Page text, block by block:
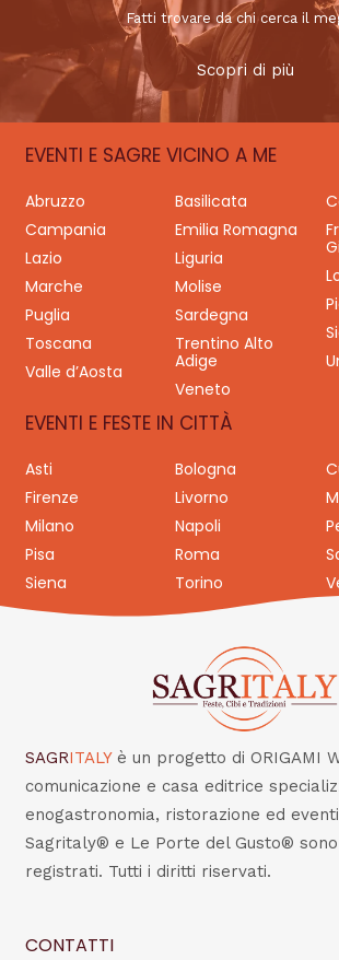
Fatti trovare da chi cerca il
Scopri di più
EVENTI E SAGRE VICINO A ME
Abruzzo Basilicata
Campania
Emilia Romagna
Lazio
Liguria
Marche
Molise
Puglia
Sardegna
Toscana
Trentino Alto
Adige
Valle d’Aosta
Veneto
EVENTI E FESTE IN CITTÀ
Asti Bologna
Firenze
Livorno
Milano
Napoli
Pisa
Roma
Siena
Torino
SAGRITALY è un progetto di ORIGAMI
comunicazione e casa editrice
enogastronomia, ristorazione ed
Sagritaly® e Le Porte del Gusto®
registrati. Tutti i diritti riservati.
CONTATTI